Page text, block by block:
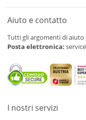
Aiuto e contatto
Tutti gli argomenti di aiuto
Posta elettronica:
I nostri servizi